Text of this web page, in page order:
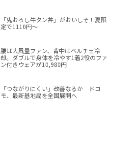
「鬼おろし牛タン丼」がおいしそ！夏限
定で1110円～
腰は大風量ファン、背中はペルチェ冷
却。ダブルで身体を冷やす1着2役のファ
ン付きウェアが10,980円
「つながりにくい」改善なるか ドコ
モ、最新基地局を全国展開へ